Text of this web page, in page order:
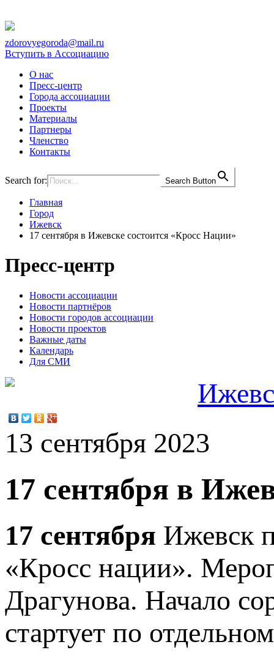
zdorovyegoroda@mail.ru
Вступить в Ассоциацию
О нас
Пресс-центр
Города ассоциации
Проекты
Материалы
Партнеры
Членство
Контакты
Search for: Search Button
Главная
Город
Ижевск
17 сентября в Ижевске состоится «Кросс Нации»
Пресс-центр
Новости ассоциации
Новости партнёров
Новости городов ассоциации
Новости проектов
Важные даты
Календарь
Для СМИ
13 сентября 2023
17 сентября в
17 сентября Ижевск
«Кросс нации».
Драгунова. Начало
стартует по